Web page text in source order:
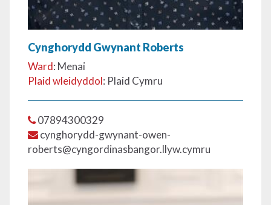
Cynghorydd Gwynant Roberts
Ward: Menai
Plaid wleidyddol: Plaid Cymru
07894300329
cynghorydd-gwynant-owen-
roberts@cyngordinasbangor.llyw.cymru